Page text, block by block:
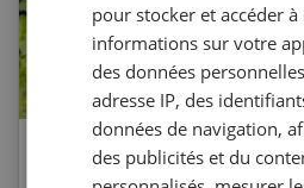
Agri Quiz sur le
pour stocker et accéder à
informations sur votre
des données
adresse IP, des
données de navigation,
des publicités et du